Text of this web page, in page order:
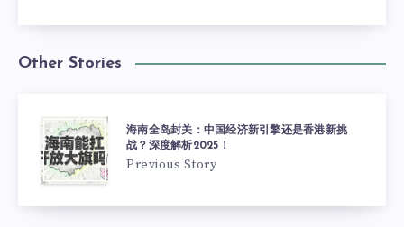
Other Stories
海南全岛封关：中国经济新引擎还是香港新挑
战？深度解析2025！
Previous Story